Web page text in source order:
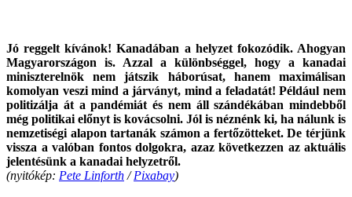
Jó reggelt kívánok! Kanadában a helyzet fokozódik. Ahogyan
Magyarországon is. Azzal a különbséggel, hogy a kanadai
miniszterelnök nem játszik háborúsat, hanem maximálisan
komolyan veszi mind a járványt, mind a feladatát! Például nem
politizálja át a pandémiát és nem áll szándékában mindebből
még politikai előnyt is kovácsolni. Jól is néznénk ki, ha nálunk is
nemzetiségi alapon tartanák számon a fertőzötteket. De térjünk
vissza a valóban fontos dolgokra, azaz következzen az aktuális
jelentésünk a kanadai helyzetről.
(nyitókép: Pete Linforth /Pixabay)